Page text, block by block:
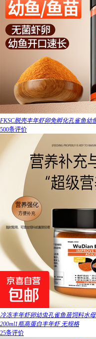
FKSC脱壳丰年虾卵免孵化孔雀鱼
500条评价
冷冻丰年虾卵幼虫孔雀鱼苗饲料水
200ml1瓶高蛋白丰年虾 无规格
25条评价